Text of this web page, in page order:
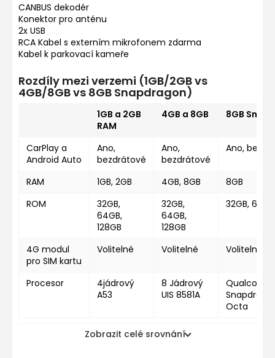
CANBUS dekodér
Konektor pro anténu
2x USB
RCA Kabel s externím mikrofonem zdarma
Kabel k parkovací kameře
Rozdíly mezi verzemi (1GB/2GB vs
4GB/8GB vs 8GB Snapdragon)
1GB a 2GB
RAM
4GB a 8GB 8GB
CarPlay a
Android Auto
Ano,
bezdrátové
Ano,
bezdrátové
Ano,
RAM 1GB, 2GB 4GB, 8GB
8GB
ROM
32GB,
64GB,
128GB
32GB,
64GB,
128GB
32GB,
4G modul
pro SIM kartu
Volitelné Volitelné Volitelné
Procesor
4jádrový
A53
8 Jádrový
UIS 8581A
Octa
Zobrazit celé srovnání